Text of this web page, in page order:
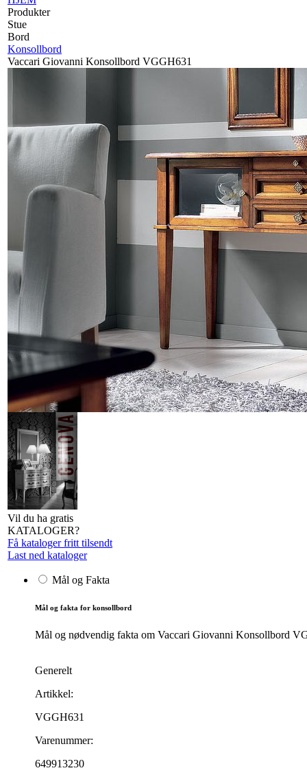
Produkter
Stue
Bord
Konsollbord
Vaccari Giovanni Konsollbord VGGH631
Vil du ha gratis
KATALOGER?
Få kataloger fritt tilsendt
Last ned kataloger
Mål og Fakta
Mål og fakta for konsollbord
Mål og nødvendig fakta om Vaccari Giovanni Konsollbord
Generelt
Artikkel:
VGGH631
Varenummer:
649913230